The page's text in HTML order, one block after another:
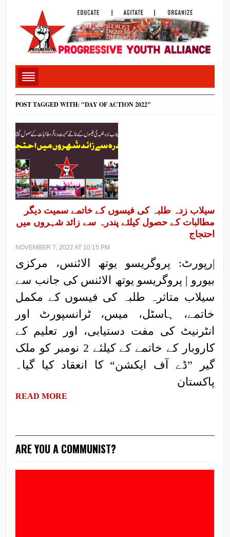
POST TAGGED WITH: "DAY OF ACTION 2022"
سیلاب زدہ طلبہ کی فیسوں کے خاتمے سمیت دیگر
مطالبات کے حصول کیلئے پندرہ سے زائد شہروں میں
احتجاج
NOVEMBER 7, 2022 AT 10:15 PM
|رپورٹ: پروگریسو یوتھ الائنس، مرکزی
بیورو | پروگریسو یوتھ الائنس کی جانب سے
سیلاب متاثرہ طلبہ کی فیسوں کے مکمل
خاتمے، ہاسٹل، میس، ٹرانسپورٹ اور
انٹرنیٹ کی مفت دستیابی، اور تعلیم کے
کاروبار کے خاتمے کے کیلئے 2 نومبر کو ملک
گیر ”ڈے آف ایکشن“ کا انعقاد کیا گیا۔
پاکستان
READ MORE
ARE YOU A COMMUNIST?